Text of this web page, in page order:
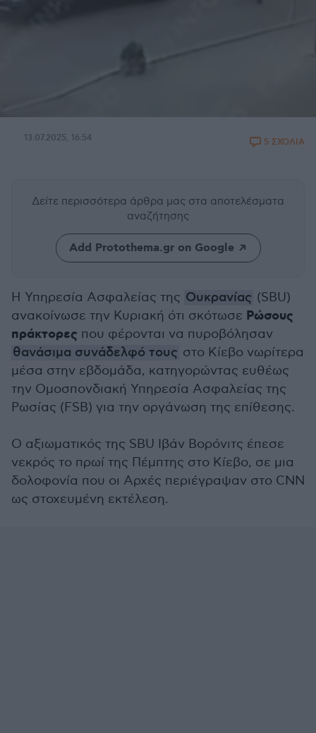
13.07.2025, 16:54 5 ΣΧΟΛΙΑ
Δείτε περισσότερα άρθρα μας στα αποτελέσματα
αναζήτησης
Add Protothema.gr on Google
Η Υπηρεσία Ασφαλείας της Ουκρανίας (SBU)
ανακοίνωσε την Κυριακή ότι σκότωσε Ρώσους
πράκτορες που φέρονται να πυροβόλησαν
θανάσιμα συνάδελφό τους στο Κίεβο νωρίτερα
μέσα στην εβδομάδα, κατηγορώντας ευθέως
την Ομοσπονδιακή Υπηρεσία Ασφαλείας της
Ρωσίας (FSB) για την οργάνωση της επίθεσης.
Ο αξιωματικός της SBU Ιβάν Βορόνιτς έπεσε
νεκρός το πρωί της Πέμπτης στο Κίεβο, σε μια
δολοφονία που οι Αρχές περιέγραψαν στο CNN
ως στοχευμένη εκτέλεση.